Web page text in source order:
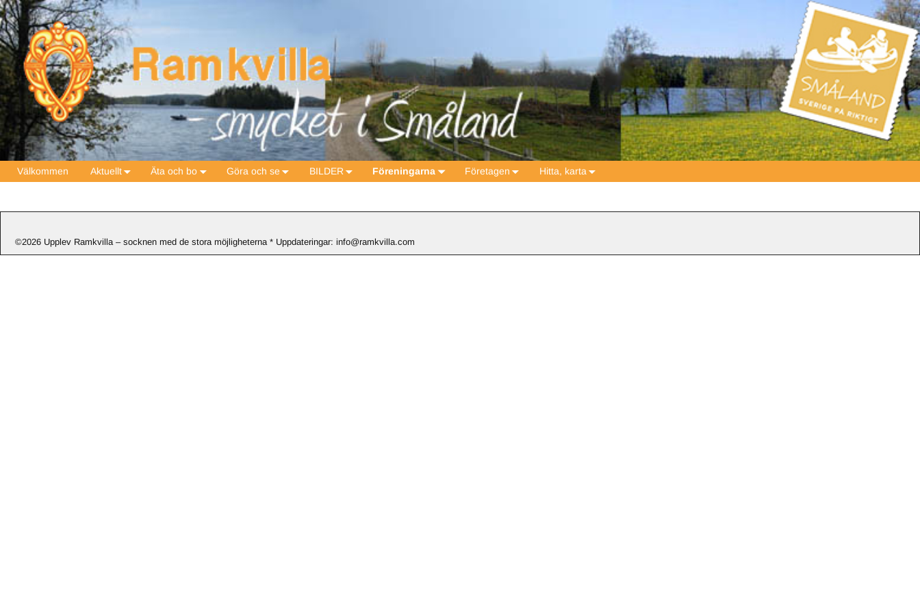
Välkommen Aktuellt Äta och bo Göra och se BILDER Föreningarna Företagen Hitta, karta
©2026 Upplev Ramkvilla – socknen med de stora möjligheterna * Uppdateringar: info@ramkvilla.com